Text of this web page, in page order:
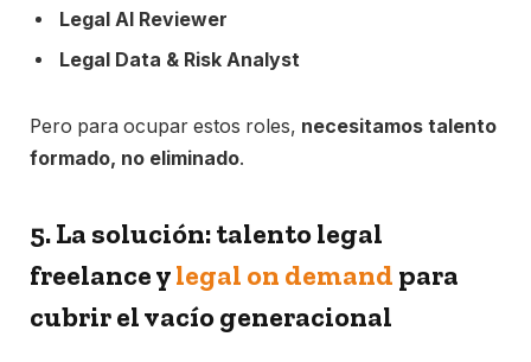
Legal AI Reviewer
Legal Data & Risk Analyst
Pero para ocupar estos roles, necesitamos talento
formado, no eliminado.
5. La solución: talento legal
freelance ylegal on demand para
cubrir el vacío generacional